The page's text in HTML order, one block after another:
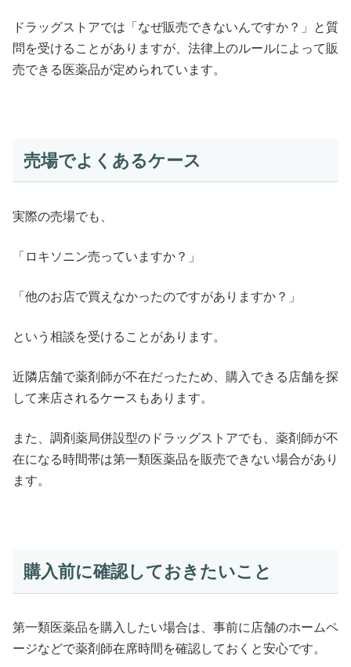
ドラッグストアでは「なぜ販売できないんですか？」と質
問を受けることがありますが、法律上のルールによって販
売できる医薬品が定められています。
売場でよくあるケース
実際の売場でも、
「ロキソニン売っていますか？」
「他のお店で買えなかったのですがありますか？」
という相談を受けることがあります。
近隣店舗で薬剤師が不在だったため、購入できる店舗を探
して来店されるケースもあります。
また、調剤薬局併設型のドラッグストアでも、薬剤師が不
在になる時間帯は第一類医薬品を販売できない場合があり
ます。
購入前に確認しておきたいこと
第一類医薬品を購入したい場合は、事前に店舗のホームペ
ージなどで薬剤師在席時間を確認しておくと安心です。